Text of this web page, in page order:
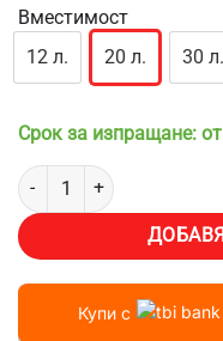
Вместимост
12 л.
20 л. 30 л.
Срок за изпращане:
количество за Казан за
Купи с